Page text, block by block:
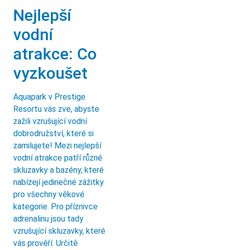
Nejlepší
vodní
atrakce: Co
vyzkoušet
Aquapark v Prestige
Resortu vás zve, abyste
zažili vzrušující vodní
dobrodružství, které si
zamilujete! Mezi nejlepší
vodní atrakce patří různé
skluzavky a bazény, které
nabízejí jedinečné zážitky
pro všechny věkové
kategorie. Pro příznivce
adrenalinu jsou tady
vzrušující skluzavky, které
vás prověří. Určitě